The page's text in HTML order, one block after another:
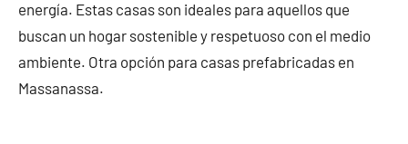
energía. Estas casas son ideales para aquellos que
buscan un hogar sostenible y respetuoso con el medio
ambiente. Otra opción para casas prefabricadas en
Massanassa.